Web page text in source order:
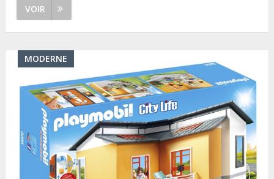
VOIR
MODERNE